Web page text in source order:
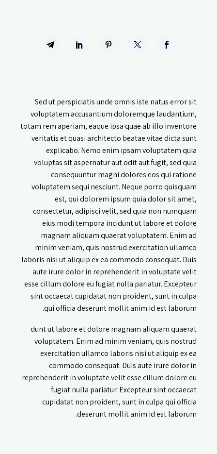
Sed ut perspiciatis unde omnis iste natus error sit
voluptatem accusantium doloremque laudantium,
totam rem aperiam, eaque ipsa quae ab illo inventore
veritatis et quasi architecto beatae vitae dicta sunt
explicabo. Nemo enim ipsam voluptatem quia
voluptas sit aspernatur aut odit aut fugit, sed quia
consequuntur magni dolores eos qui ratione
voluptatem sequi nesciunt. Neque porro quisquam
est, qui dolorem ipsum quia dolor sit amet,
consectetur, adipisci velit, sed quia non numquam
eius modi tempora incidunt ut labore et dolore
magnam aliquam quaerat voluptatem. Enim ad
minim veniam, quis nostrud exercitation ullamco
laboris nisi ut aliquip ex ea commodo consequat. Duis
aute irure dolor in reprehenderit in voluptate velit
esse cillum dolore eu fugiat nulla pariatur. Excepteur
sint occaecat cupidatat non proident, sunt in culpa
qui officia deserunt mollit anim id est laborum.
dunt ut labore et dolore magnam aliquam quaerat
voluptatem. Enim ad minim veniam, quis nostrud
exercitation ullamco laboris nisi ut aliquip ex ea
commodo consequat. Duis aute irure dolor in
reprehenderit in voluptate velit esse cillum dolore eu
fugiat nulla pariatur. Excepteur sint occaecat
cupidatat non proident, sunt in culpa qui officia
deserunt mollit anim id est laborum.